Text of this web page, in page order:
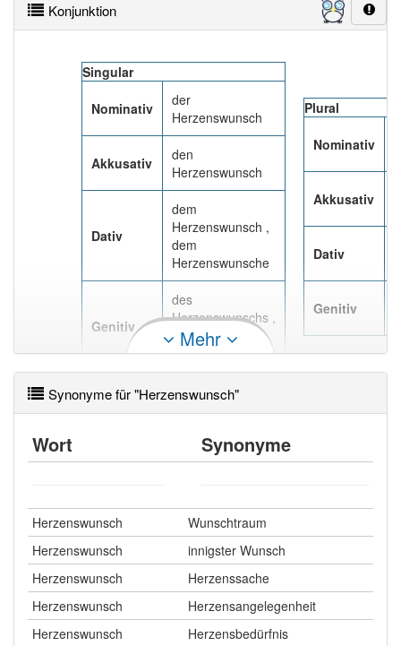
PowerIndex:9
Häufigkeit: 4 von 10
-herzenswunsch: 1
-herzenswunschaber mit einem
anderen Artikelder: 0
92% unserer Spielapp-Nutzer haben den Artikel
Konjunktion
Singular
Nominativ
der
Herzenswunsch
Akkusativ
den
Herzenswunsch
Dativ
dem
Herzenswunsch ,
dem
Herzenswunsche
Genitiv
des
Herzenswunschs ,
des
Herzenswunsches
Plural
Nominativ
Akkusativ
Dativ
Genitiv
Mehr
Synonyme für "Herzenswunsch"
Wort Synonyme
Herzenswunsch
Wunschtraum
Herzenswunsch
innigster Wunsch
Herzenswunsch
Herzenssache
Herzenswunsch
Herzensangelegenheit
Herzenswunsch
Herzensbedürfnis